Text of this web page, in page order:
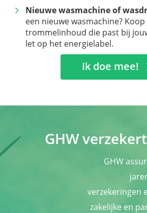
Nieuwe wasmachine of
een nieuwe wasmachine?
trommelinhoud die past bij
let op het energielabel.
Ik doe mee!
GHW
GHW
verzekeringen
zakelijke en